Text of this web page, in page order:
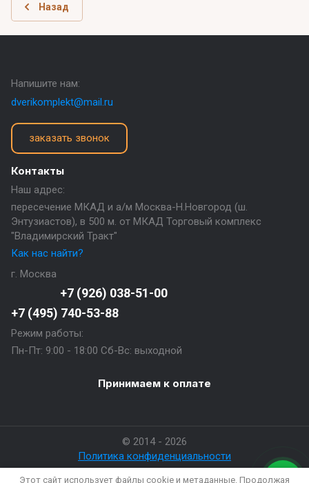
Назад
Контакты
Наш адрес:
пересечение МКАД и а/м Москва-Н.Новгород (ш.
Энтузиастов), в 500 м. от МКАД Торговый комплекс
"Владимирский Тракт"
Как нас найти?
г. Москва
+7 (926) 038-51-00
+7 (495) 740-53-88
Режим работы:
Пн-Пт: 9:00 - 18:00 Сб-Вс: выходной
Напишите нам:
dverikomplekt@mail.ru
заказать звонок
Принимаем к оплате
© 2014 - 2026
Политика конфиденциальности
Этот сайт использует файлы cookie и метаданные. Продолжая